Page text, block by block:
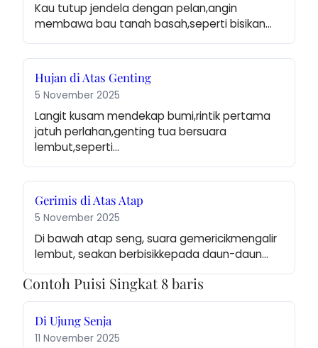
Kau tutup jendela dengan pelan,angin
membawa bau tanah basah,seperti bisikan…
Hujan di Atas Genting
5 November 2025
Langit kusam mendekap bumi,rintik pertama
jatuh perlahan,genting tua bersuara
lembut,seperti…
Gerimis di Atas Atap
5 November 2025
Di bawah atap seng, suara gemericikmengalir
lembut, seakan berbisikkepada daun-daun…
Contoh Puisi Singkat 8 baris
Di Ujung Senja
11 November 2025